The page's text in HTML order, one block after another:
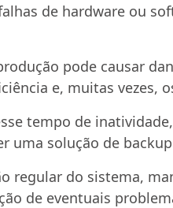
de hardware ou
pode causar
e, muitas vezes,
tempo de
uma solução de
regular do sistema,
de eventuais